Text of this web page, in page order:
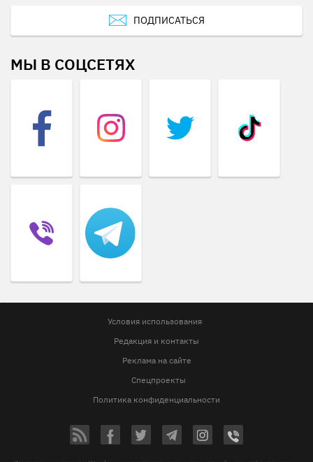
ПОДПИСАТЬСЯ
МЫ В СОЦСЕТЯХ
Условия использования
Редакция и контакты
Реклама на сайте
Спецпроекты
Политика конфиденциальности